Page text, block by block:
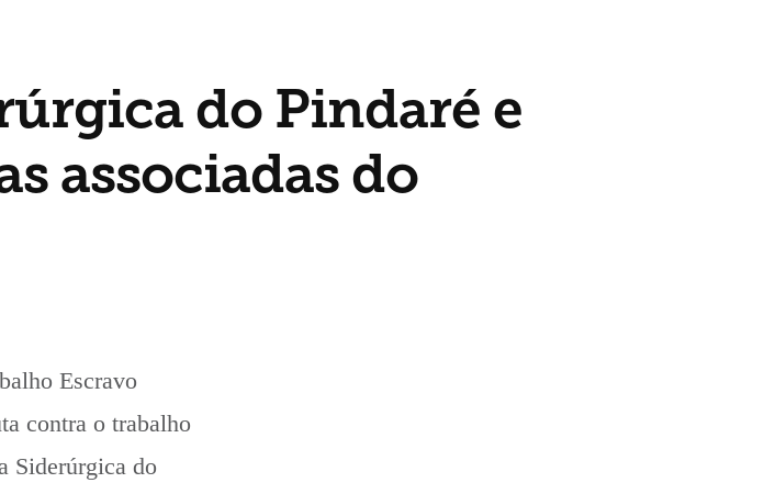
do Pindaré e
associadas do
Escravo
contra o trabalho
Siderúrgica do